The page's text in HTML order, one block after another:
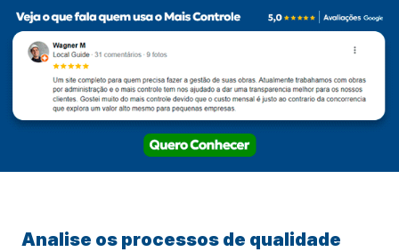
Analise os processos de qualidade